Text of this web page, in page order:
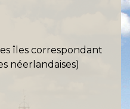
îles correspondant
néerlandaises)